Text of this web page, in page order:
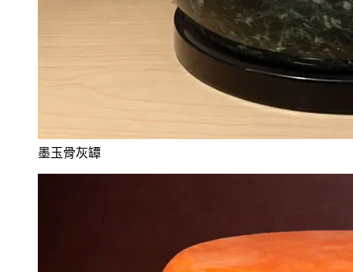
墨玉骨灰罈